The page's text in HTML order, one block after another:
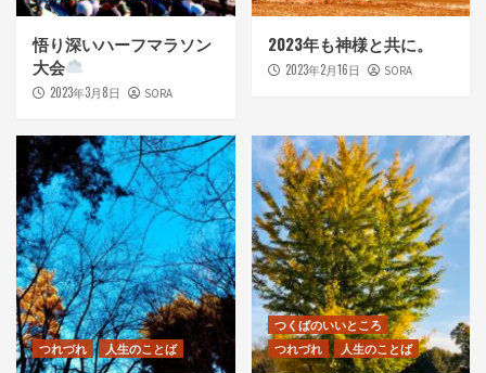
悟り深いハーフマラソン
大会
2023年3月8日 SORA
2023年も神様と共に。
2023年2月16日 SORA
つれづれ 人生のことば
つくばのいいところ
つれづれ
人生のことば